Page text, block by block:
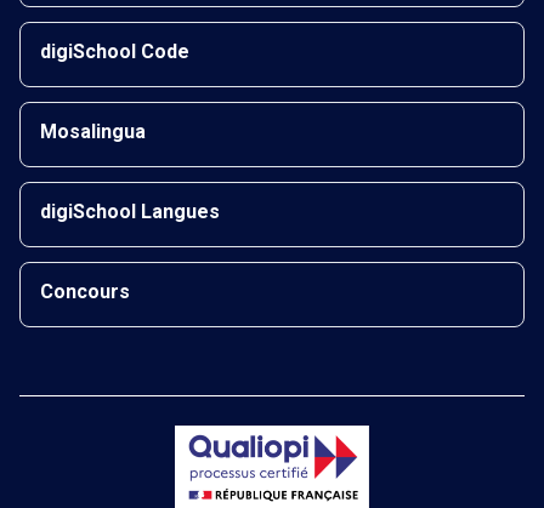
digiSchool Code
Mosalingua
digiSchool Langues
Concours